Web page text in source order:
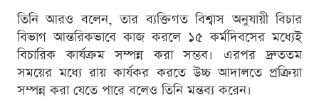
তিনি আরও বলেন, তার ব্যক্তিগত বিশ্বাস অনুযায়ী বিচার
বিভাগ আন্তরিকভাবে কাজ করলে ১৫ কর্মদিবসের মধ্যেই
বিচারিক কার্যক্রম সম্পন্ন করা সম্ভব। এরপর দ্রুততম
সময়ের মধ্যে রায় কার্যকর করতে উচ্চ আদালতে প্রক্রিয়া
সম্পন্ন করা যেতে পারে বলেও তিনি মন্তব্য করেন।